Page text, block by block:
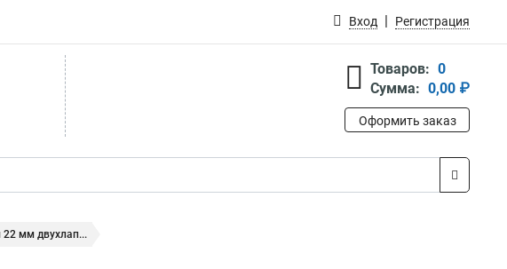
Вход Регистрация
Товаров: 0
Сумма: 0,00 ₽
Оформить заказ
22 мм двухлап...